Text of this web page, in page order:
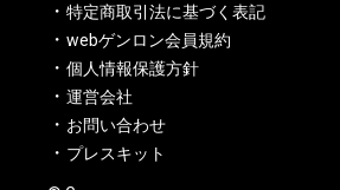
特定商取引法に基づく表記
webゲンロン会員規約
個人情報保護方針
運営会社
お問い合わせ
プレスキット